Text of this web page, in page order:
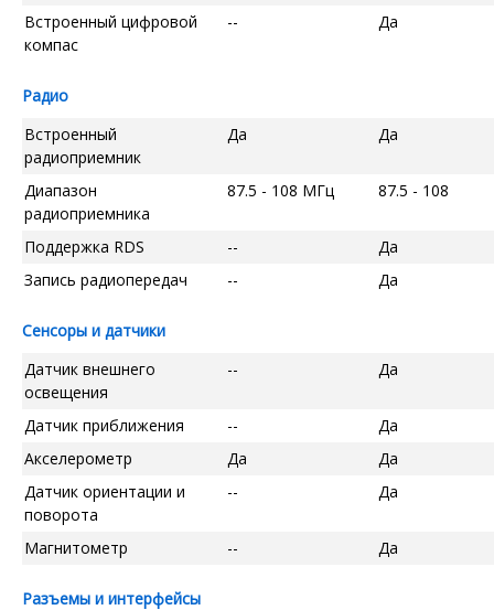
Встроенный цифровой
компас
-- Да
Радио
Встроенный
радиоприемник
Да Да
Диапазон
радиоприемника
87.5 - 108 МГц 87.5 - 108
Поддержка RDS --
Да
Запись радиопередач
-- Да
Сенсоры и датчики
Датчик внешнего
освещения
-- Да
Датчик приближения --
Да
Акселерометр
Да
Да
Датчик ориентации и
поворота
-- Да
Магнитометр -- Да
Разъемы и интерфейсы